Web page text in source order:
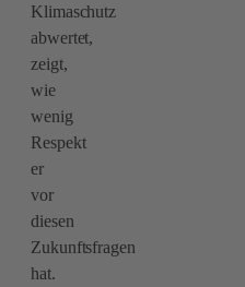
Klimaschutz
abwertet,
zeigt,
wie
wenig
Respekt
er
vor
diesen
Zukunftsfragen
hat.